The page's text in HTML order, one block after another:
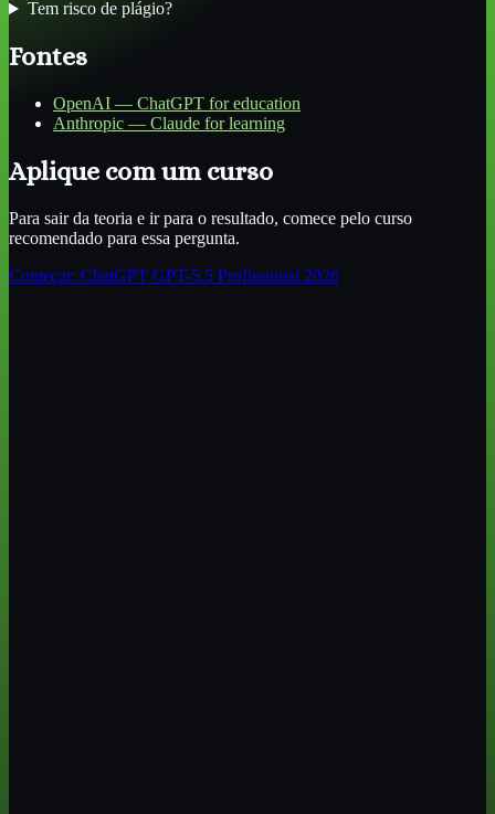
Tem risco de plágio?
Fontes
OpenAI — ChatGPT for education
Anthropic — Claude for learning
Aplique com um curso
Para sair da teoria e ir para o resultado, comece pelo curso
recomendado para essa pergunta.
Começar: ChatGPT GPT-5.5 Profissional 2026